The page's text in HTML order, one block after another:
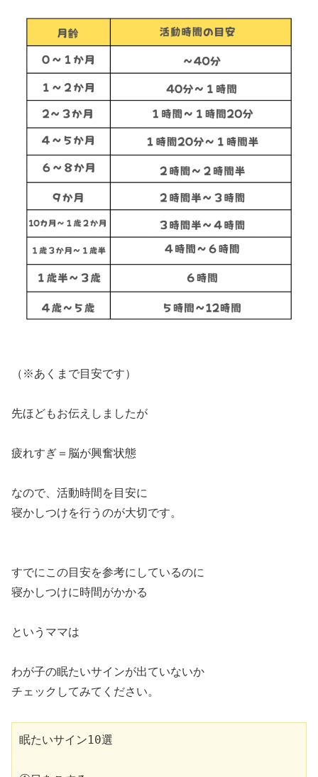
（※あくまで目安です）
先ほどもお伝えしましたが
疲れすぎ＝脳が興奮状態
なので、活動時間を目安に
寝かしつけを行うのが大切です。
すでにこの目安を参考にしているのに
寝かしつけに時間がかかる
というママは
わが子の眠たいサインが出ていないか
チェックしてみてください。
眠たいサイン10選